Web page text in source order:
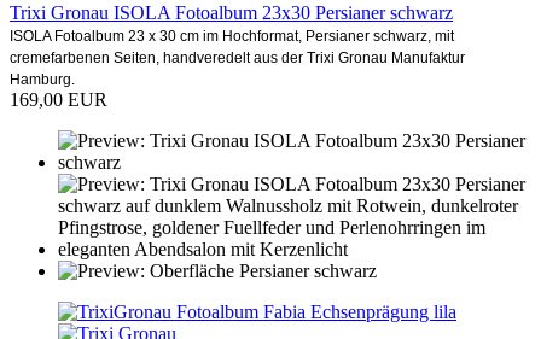
Trixi Gronau ISOLA Fotoalbum 23x30 Persianer schwarz
ISOLA Fotoalbum 23 x 30 cm im Hochformat, Persianer schwarz, mit
cremefarbenen Seiten, handveredelt aus der Trixi Gronau Manufaktur
Hamburg.
169,00 EUR